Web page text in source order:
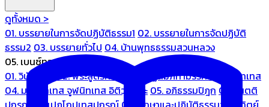
ดูทั้งหมด >
01. บรรยายในการจัดปฏิบัติธรรม1 02. บรรยายในการจัดปฏิบัติ
ธรรม2 03. บรรยายทั่วไป 04. บ้านพุทธธรรมสวนหลวง
05. เบนซ์ทองหล่อ
01. วินัยปิฎก
02. พระสูตรศึกษา
03. ปฏิสัมภิทามรรคและจูฬนิทเทส
04. มหานิทเทส จูฬนิทเทส อิติวุตตกะ 05. อภิธรรมปิฎก 06. เนตติ